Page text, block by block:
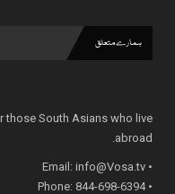
ہمارے متعلق
those South Asians who live
abroad.
• Email:
info@Vosa.tv
• Phone: 844-698-6394